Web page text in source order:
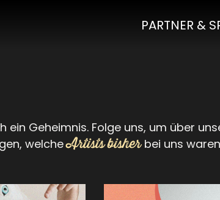
PARTNER &
ein Geheimnis. Folge uns, um über
welcheArtists bisherbei uns